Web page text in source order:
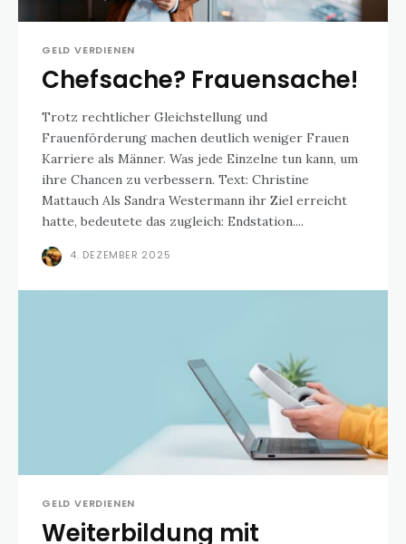
GELD VERDIENEN
Chefsache? Frauensache!
Trotz rechtlicher Gleichstellung und
Frauenförderung machen deutlich weniger Frauen
Karriere als Männer. Was jede Einzelne tun kann, um
ihre Chancen zu verbessern. Text: Christine
Mattauch Als Sandra Westermann ihr Ziel erreicht
hatte, bedeutete das zugleich: Endstation....
4. DEZEMBER 2025
GELD VERDIENEN
Weiterbildung mit